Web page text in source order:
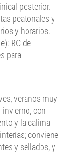
posterior.
peatonales y
y horarios.
RC de
para
veranos muy
con
y la calima
conviene
y sellados, y